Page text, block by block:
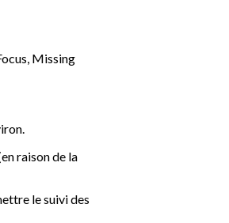
Missing
raison de la
le suivi des